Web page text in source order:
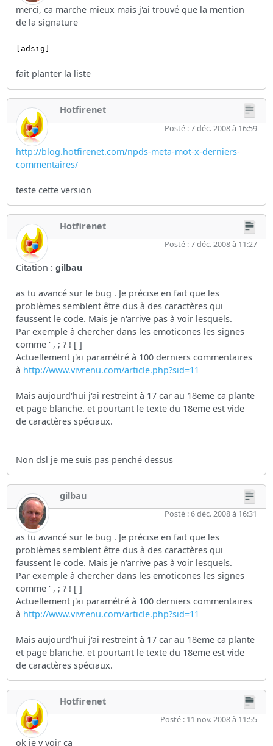
merci, ca marche mieux mais j'ai trouvé que la mention
de la signature
[adsig]
fait planter la liste
Hotfirenet
Posté : 7 déc. 2008 à 16:59
http://blog.hotfirenet.com/npds-meta-mot-x-derniers-
commentaires/
teste cette version
Hotfirenet
Posté : 7 déc. 2008 à 11:27
Citation :gilbau
as tu avancé sur le bug . Je précise en fait que les
problèmes semblent être dus à des caractères qui
faussent le code. Mais je n'arrive pas à voir lesquels.
Par exemple à chercher dans les emoticones les signes
comme ' , ; ? ! [ ]
Actuellement j'ai paramétré à 100 derniers commentaires
à http://www.vivrenu.com/article.php?sid=11
Mais aujourd'hui j'ai restreint à 17 car au 18eme ca plante
et page blanche. et pourtant le texte du 18eme est vide
de caractères spéciaux.
Non dsl je me suis pas penché dessus
gilbau
Posté : 6 déc. 2008 à 16:31
as tu avancé sur le bug . Je précise en fait que les
problèmes semblent être dus à des caractères qui
faussent le code. Mais je n'arrive pas à voir lesquels.
Par exemple à chercher dans les emoticones les signes
comme ' , ; ? ! [ ]
Actuellement j'ai paramétré à 100 derniers commentaires
à http://www.vivrenu.com/article.php?sid=11
Mais aujourd'hui j'ai restreint à 17 car au 18eme ca plante
et page blanche. et pourtant le texte du 18eme est vide
de caractères spéciaux.
Hotfirenet
Posté : 11 nov. 2008 à 11:55
ok je v voir ca